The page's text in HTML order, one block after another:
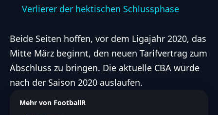
Verlierer der hektischen Schlussphase
Beide Seiten hoffen, vor dem Ligajahr 2020, das
Mitte März beginnt, den neuen Tarifvertrag zum
Abschluss zu bringen. Die aktuelle CBA würde
nach der Saison 2020 auslaufen.
Mehr von FootballR